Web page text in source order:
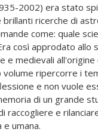
2002) era stato
ricerche di
come: quale
così approdato allo
e medievali all'origine
ripercorre i
e non vuole
di un grande
raccogliere e
umana.